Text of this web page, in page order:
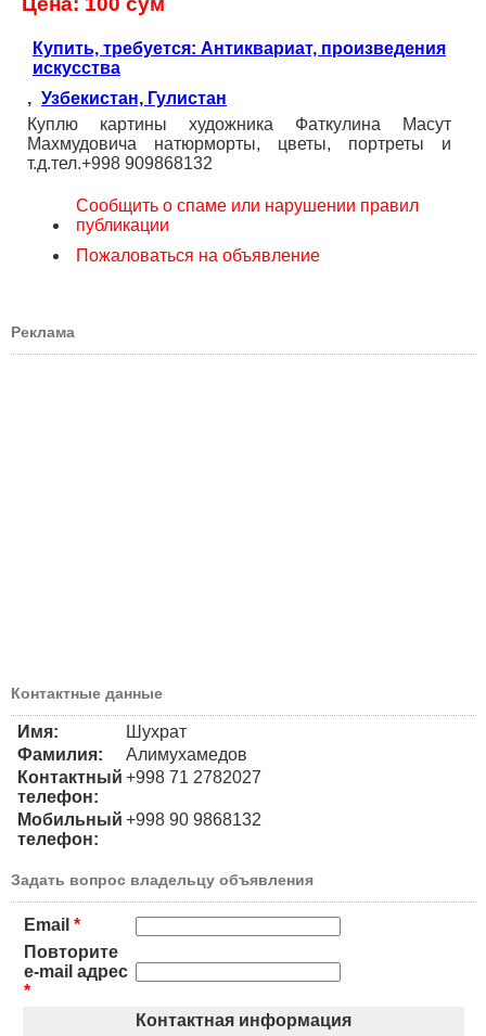
Купить, требуется: Антиквариат, произведения
искусства
, Узбекистан, Гулистан
Куплю картины художника Фаткулина Масут
Махмудовича натюрморты, цветы, портреты и
т.д.тел.+998 909868132
Сообщить о спаме или нарушении правил
публикации
Пожаловаться на объявление
Реклама
Контактные данные
Имя:
Шухрат
Фамилия:
Алимухамедов
Контактный
телефон:
+998 71 2782027
Мобильный
телефон:
+998 90 9868132
Задать вопрос владельцу объявления
Email *
Повторите
e-mail адрес
*
Контактная информация